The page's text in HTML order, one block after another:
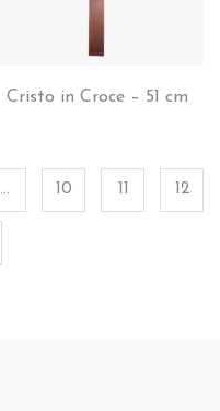
Cristo in Croce – 51 cm
… 10 12